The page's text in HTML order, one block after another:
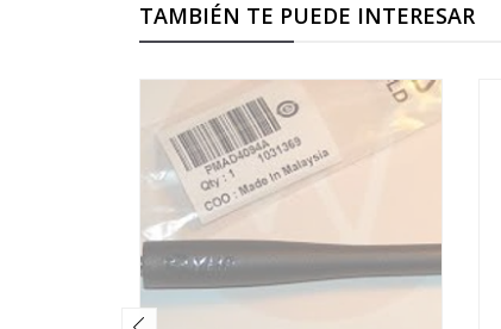
TAMBIÉN TE PUEDE INTERESAR